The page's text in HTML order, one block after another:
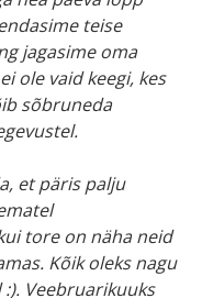
teise
jagasime oma
ole vaid keegi, kes
sõbruneda
et päris palju
tore on näha neid
Kõik oleks nagu
Veebruarikuuks